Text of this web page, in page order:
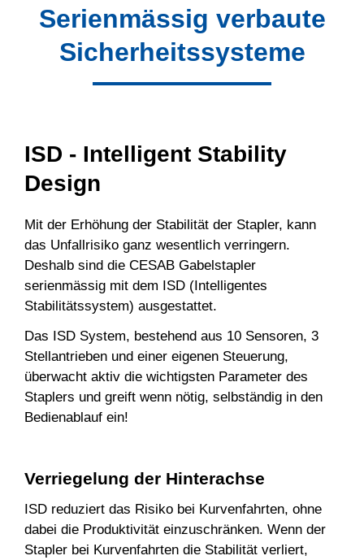
Serienmässig verbaute
Sicherheitssysteme
ISD - Intelligent Stability
Design
Mit der Erhöhung der Stabilität der Stapler, kann
das Unfallrisiko ganz wesentlich verringern.
Deshalb sind die CESAB Gabelstapler
serienmässig mit dem ISD (Intelligentes
Stabilitätssystem) ausgestattet.
Das ISD System, bestehend aus 10 Sensoren, 3
Stellantrieben und einer eigenen Steuerung,
überwacht aktiv die wichtigsten Parameter des
Staplers und greift wenn nötig, selbständig in den
Bedienablauf ein!
Verriegelung der Hinterachse
ISD reduziert das Risiko bei Kurvenfahrten, ohne
dabei die Produktivität einzuschränken. Wenn der
Stapler bei Kurvenfahrten die Stabilität verliert,